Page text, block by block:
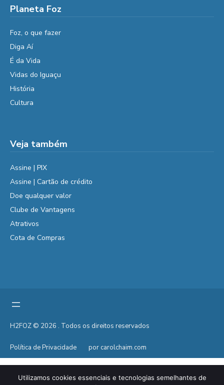
Planeta Foz
Foz, o que fazer
Diga Aí
É da Vida
Vidas do Iguaçu
História
Cultura
Veja também
Assine | PIX
Assine | Cartão de crédito
Doe qualquer valor
Clube de Vantagens
Atrativos
Cota de Compras
H2FOZ © 2026 . Todos os direitos reservados
Política de Privacidade por carolchaim.com
Utilizamos cookies essenciais e tecnologias semelhantes de